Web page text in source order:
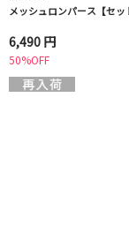
メッシュロンパース【セッ
6,490 円
50%OFF